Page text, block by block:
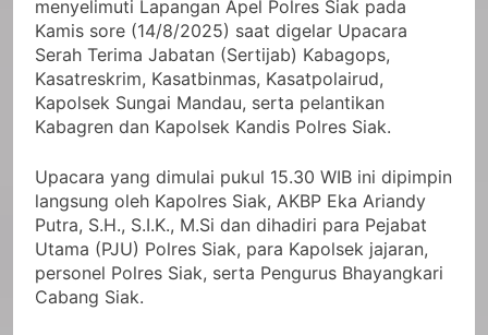
menyelimuti Lapangan Apel Polres Siak pada
Kamis sore (14/8/2025) saat digelar Upacara
Serah Terima Jabatan (Sertijab) Kabagops,
Kasatreskrim, Kasatbinmas, Kasatpolairud,
Kapolsek Sungai Mandau, serta pelantikan
Kabagren dan Kapolsek Kandis Polres Siak.
Upacara yang dimulai pukul 15.30 WIB ini dipimpin
langsung oleh Kapolres Siak, AKBP Eka Ariandy
Putra, S.H., S.I.K., M.Si dan dihadiri para Pejabat
Utama (PJU) Polres Siak, para Kapolsek jajaran,
personel Polres Siak, serta Pengurus Bhayangkari
Cabang Siak.